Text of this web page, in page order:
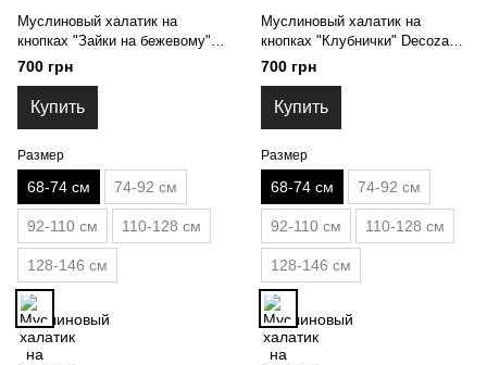
Муслиновый халатик на
кнопках "Зайки на бежевому"
Decoza moms (XL6874-ms027)
700 грн
Купить
Размер
68-74 см 74-92 см
92-110 см 110-128 см
128-146 см
Муслиновый халатик на
кнопках "Клубнички" Decoza
moms (XL6874-ms029) 68-74
700 грн
Купить
Размер
68-74 см 74-92 см
92-110 см 110-128 см
128-146 см